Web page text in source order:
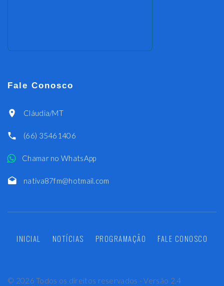
Fale Conosco
Cláudia/MT
(66) 35461406
Chamar no WhatsApp
nativa87fm@hotmail.com
INICIAL NOTÍCIAS PROGRAMAÇÃO FALE CONOSCO
© 2026 Todos os direitos reservados - Versão 2.4